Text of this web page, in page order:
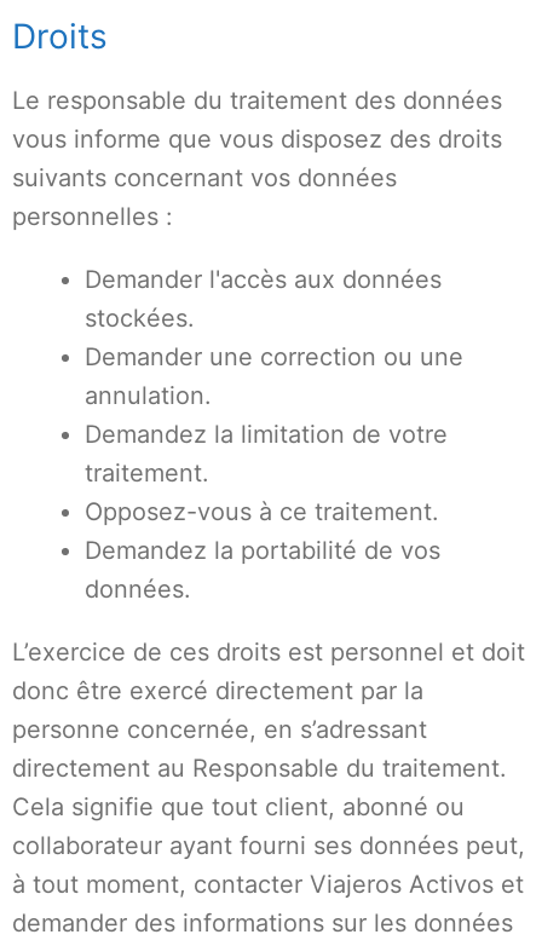
Droits
Le responsable du traitement des données
vous informe que vous disposez des droits
suivants concernant vos données
personnelles :
Demander l'accès aux données
stockées.
Demander une correction ou une
annulation.
Demandez la limitation de votre
traitement.
Opposez-vous à ce traitement.
Demandez la portabilité de vos
données.
L’exercice de ces droits est personnel et doit
donc être exercé directement par la
personne concernée, en s’adressant
directement au Responsable du traitement.
Cela signifie que tout client, abonné ou
collaborateur ayant fourni ses données peut,
à tout moment, contacter Viajeros Activos et
demander des informations sur les données